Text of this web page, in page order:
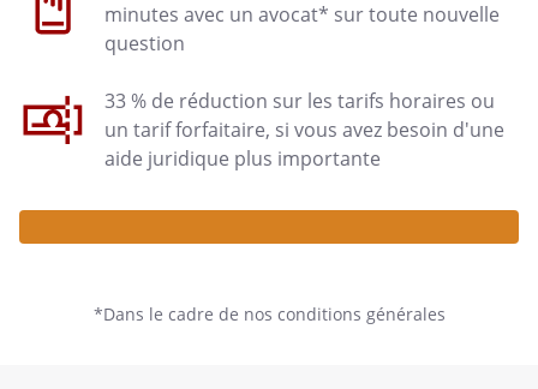
minutes avec un avocat* sur toute nouvelle
question
33 % de réduction sur les tarifs horaires ou
un tarif forfaitaire, si vous avez besoin d'une
aide juridique plus importante
*Dans le cadre de nos conditions générales